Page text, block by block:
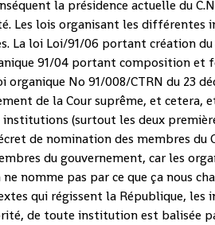
la présidence actuelle du
Les lois organisant les différentes
La loi Loi/91/06 portant création
91/04 portant composition et
No 91/008/CTRN du 23
de la Cour suprême, et cetera,
(surtout les deux
de nomination des membres du
du gouvernement, car les
nomme pas par ce que ça nous
qui régissent la République, les
de toute institution est balisée